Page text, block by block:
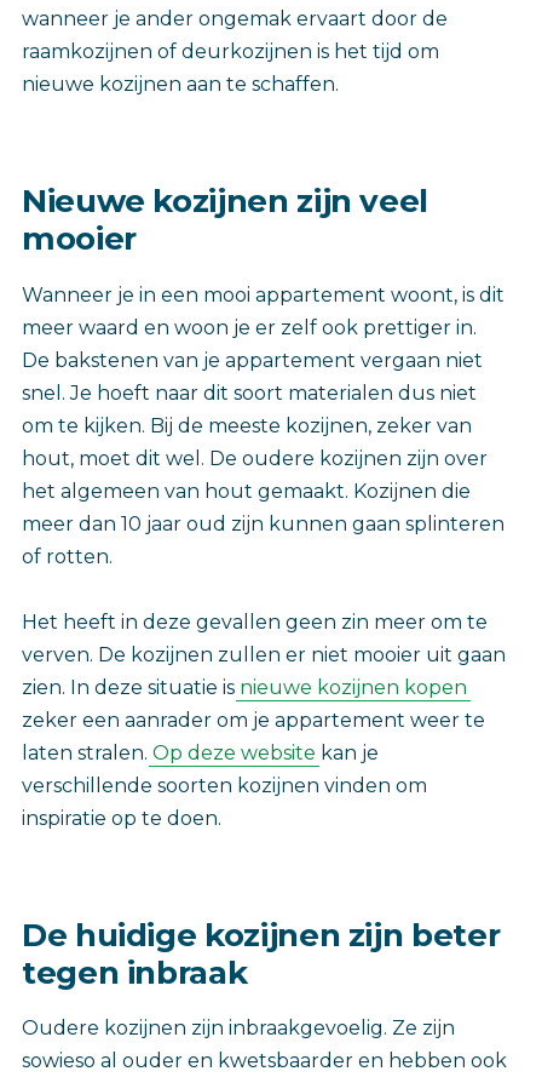
wanneer je ander ongemak ervaart door de
raamkozijnen of deurkozijnen is het tijd om
nieuwe kozijnen aan te schaffen.
Nieuwe kozijnen zijn veel
mooier
Wanneer je in een mooi appartement woont, is dit
meer waard en woon je er zelf ook prettiger in.
De bakstenen van je appartement vergaan niet
snel. Je hoeft naar dit soort materialen dus niet
om te kijken. Bij de meeste kozijnen, zeker van
hout, moet dit wel. De oudere kozijnen zijn over
het algemeen van hout gemaakt. Kozijnen die
meer dan 10 jaar oud zijn kunnen gaan splinteren
of rotten.
Het heeft in deze gevallen geen zin meer om te
verven. De kozijnen zullen er niet mooier uit gaan
zien. In deze situatie is nieuwe kozijnen kopen
zeker een aanrader om je appartement weer te
laten stralen. Op deze website kan je
verschillende soorten kozijnen vinden om
inspiratie op te doen.
De huidige kozijnen zijn beter
tegen inbraak
Oudere kozijnen zijn inbraakgevoelig. Ze zijn
sowieso al ouder en kwetsbaarder en hebben ook